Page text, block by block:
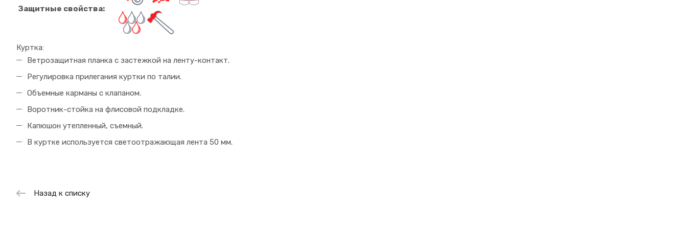
Защитные свойства:
Куртка:
Ветрозащитная планка с застежкой на ленту-контакт.
Регулировка прилегания куртки по талии.
Объемные карманы с клапаном.
Воротник-стойка на флисовой подкладке.
Капюшон утепленный, съемный.
В куртке используется светоотражающая лента 50 мм.
Назад к списку